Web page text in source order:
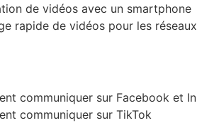
de vidéos avec un smartphone
rapide de vidéos pour les
communiquer sur Facebook et
communiquer sur TikTok